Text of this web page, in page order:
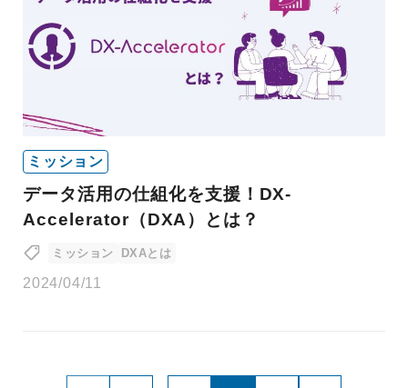
ミッション
データ活用の仕組化を支援！DX-
Accelerator（DXA）とは？
ミッション DXAとは
2024/04/11